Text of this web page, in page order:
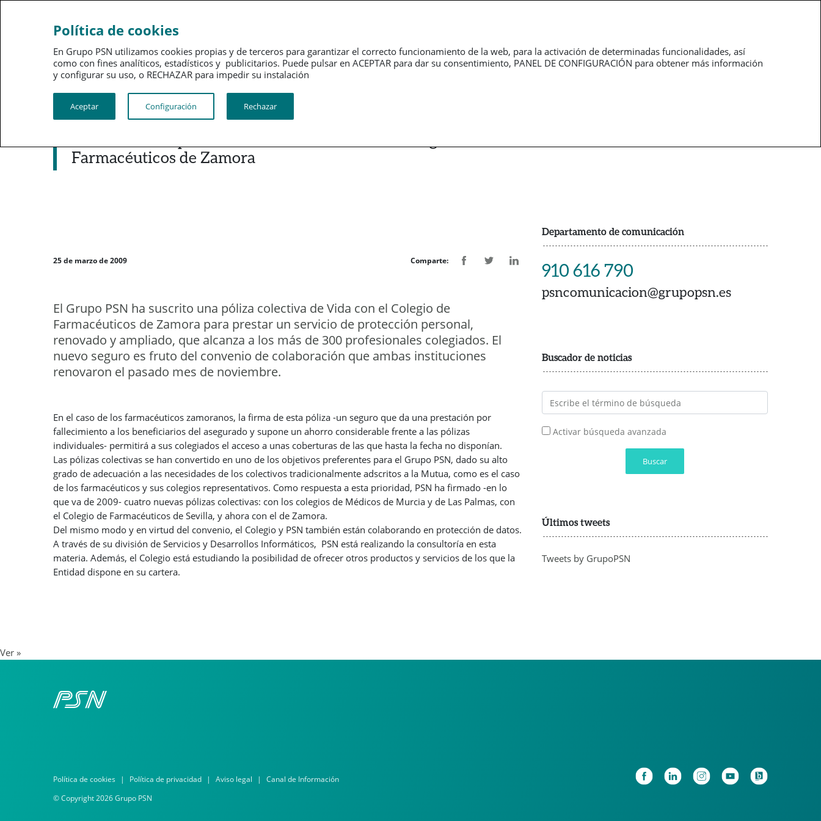
PSN
PSN al día Kit de prensa Revistas
Noticias destacadas
Farmacéuticos de Zamora
25 de marzo de 2009 Comparte:
El Grupo PSN ha suscrito una póliza colectiva de Vida con el Colegio de
Farmacéuticos de Zamora para prestar un servicio de protección personal,
renovado y ampliado, que alcanza a los más de 300 profesionales colegiados. El
nuevo seguro es fruto del convenio de colaboración que ambas instituciones
renovaron el pasado mes de noviembre.
En el caso de los farmacéuticos zamoranos, la firma de esta póliza -un seguro que da una prestación por
fallecimiento a los beneficiarios del asegurado y supone un ahorro considerable frente a las pólizas
individuales- permitirá a sus colegiados el acceso a unas coberturas de las que hasta la fecha no disponían.
Las pólizas colectivas se han convertido en uno de los objetivos preferentes para el Grupo PSN, dado su alto
grado de adecuación a las necesidades de los colectivos tradicionalmente adscritos a la Mutua, como es el caso
de los farmacéuticos y sus colegios representativos. Como respuesta a esta prioridad, PSN ha firmado -en lo
que va de 2009- cuatro nuevas pólizas colectivas: con los colegios de Médicos de Murcia y de Las Palmas, con
el Colegio de Farmacéuticos de Sevilla, y ahora con el de Zamora.
Del mismo modo y en virtud del convenio, el Colegio y PSN también están colaborando en protección de datos.
A través de su división de Servicios y Desarrollos Informáticos, PSN está realizando la consultoría en esta
materia. Además, el Colegio está estudiando la posibilidad de ofrecer otros productos y servicios de los que la
Entidad dispone en su cartera.
Departamento de comunicación
910 616 790
psncomunicacion@grupopsn.es
Buscador de noticias
Activar búsqueda avanzada
Buscar
Últimos tweets
Tweets by GrupoPSN
Ver »
Política de cookies
En Grupo PSN utilizamos cookies propias y de terceros para garantizar el correcto funcionamiento de la web, para la activación de determinadas funcionalidades, así
como con fines analíticos, estadísticos y publicitarios. Puede pulsar en ACEPTAR para dar su consentimiento, PANEL DE CONFIGURACIÓN para obtener más información
y configurar su uso, o RECHAZAR para impedir su instalación​​​​​​​
Aceptar Configuración Rechazar
Política de cookies Política de privacidad Aviso legal
Canal de Información
© Copyright 2026 Grupo PSN